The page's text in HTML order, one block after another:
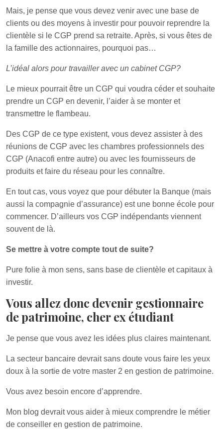
Mais, je pense que vous devez venir avec une base de
clients ou des moyens à investir pour pouvoir reprendre la
clientèle si le CGP prend sa retraite. Après, si vous êtes de
la famille des actionnaires, pourquoi pas…
L’idéal alors pour travailler avec un cabinet CGP?
Le mieux pourrait être un CGP qui voudra céder et souhaite
prendre un CGP en devenir, l’aider à se monter et
transmettre le flambeau.
Des CGP de ce type existent, vous devez assister à des
réunions de CGP avec les chambres professionnels des
CGP (Anacofi entre autre) ou avec les fournisseurs de
produits et faire du réseau pour les connaître.
En tout cas, vous voyez que pour débuter la Banque (mais
aussi la compagnie d’assurance) est une bonne école pour
commencer. D’ailleurs vos CGP indépendants viennent
souvent de là.
Se mettre à votre compte tout de suite?
Pure folie à mon sens, sans base de clientèle et capitaux à
investir.
Vous allez donc devenir gestionnaire
de patrimoine, cher ex étudiant
Je pense que vous avez les idées plus claires maintenant.
La secteur bancaire devrait sans doute vous faire les yeux
doux à la sortie de votre master 2 en gestion de patrimoine.
Vous avez besoin encore d’apprendre.
Mon blog devrait vous aider à mieux comprendre le métier
de conseiller en gestion de patrimoine.